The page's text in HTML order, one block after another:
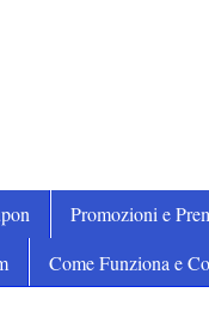
Promozioni e
Come Funziona e